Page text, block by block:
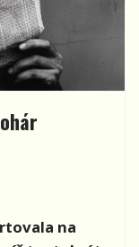
na